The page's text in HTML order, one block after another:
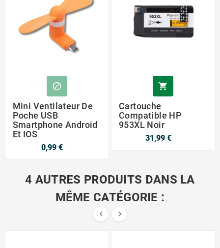

Mini Ventilateur De
Poche USB
Smartphone Android
Et IOS
0,99 €

Cartouche
Compatible HP
953XL Noir
31,99 €
4 AUTRES PRODUITS DANS LA
MÊME CATÉGORIE :
 